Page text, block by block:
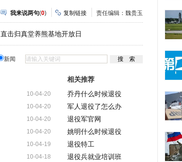
我来说两句(0) 复制链接 责任编辑：魏贵玉
直击归真堂养熊基地开放日
新闻
10-04-20
10-04-20
10-04-20
10-04-20
10-04-19
10-04-18
相关推荐
乔丹什么时候退役
军人退役了怎么办
退役军官网
姚明什么时候退役
退役特工
退役兵就业培训班